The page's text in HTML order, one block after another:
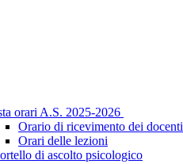
orari A.S. 2025-2026
Orario di ricevimento dei docenti
Orari delle lezioni
di ascolto psicologico